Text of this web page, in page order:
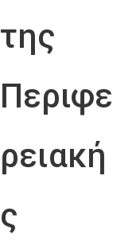
της
Περιφε
ρειακή
ς